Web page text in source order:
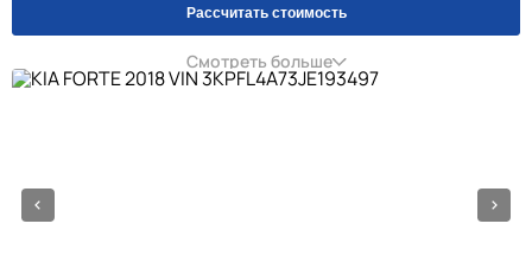
Рассчитать стоимость
Смотреть больше